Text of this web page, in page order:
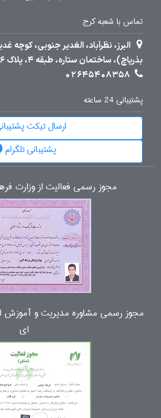
تماس با شعبه کرج
بذرپاچ)، ساختمان ستاره، طبقه 4، پلاک 6
02645408358
پشتیبانی 24 ساعته
ارسال تیکت
پشتیبانی تلگرام
مجوز رسمی فعالیت از وزارت
مجوز رسمی مشاوره مدیریت و آموزش
ای